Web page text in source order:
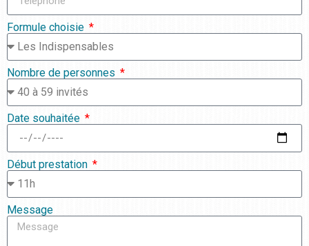
Formule choisie
Nombre de personnes
Date souhaitée
Début prestation
Message